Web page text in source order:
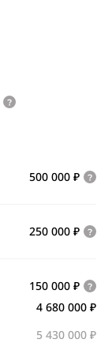
500 000 ₽
250 000 ₽
150 000 ₽
4 680 000 ₽
5 430 000 ₽